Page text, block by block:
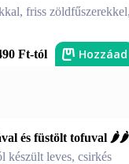
friss
Ft-tól Hozzáad
és füstölt tofuval 🌶️🌶️
készült leves, csirkés